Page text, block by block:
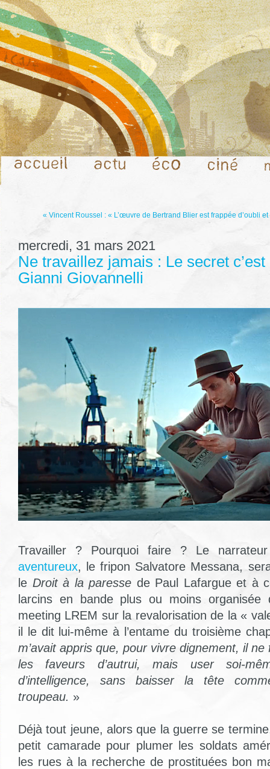
« Vincent Roussel : « L’œuvre de Bertrand Blier est frappée d’oubli et
mercredi, 31 mars 2021
Ne travaillez jamais : Le secret
Gianni Giovannelli
Travailler ? Pourquoi faire ? Le
aventureux, le fripon Salvatore Messana,
le Droit à la paresse de Paul Lafargue et à
larcins en bande plus ou moins organisée
meeting LREM sur la revalorisation de la «
il le dit lui-même à l’entame du troisième
m’avait appris que, pour vivre dignement, il
les faveurs d’autrui, mais user soi-
d’intelligence, sans baisser la tête
troupeau. »
Déjà tout jeune, alors que la guerre se
petit camarade pour plumer les soldats
les rues à la recherche de prostituées bon